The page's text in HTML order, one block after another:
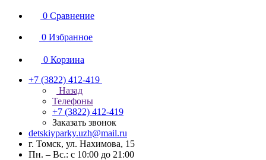
0 Сравнение
0 Избранное
0 Корзина
+7 (3822) 412-419
Назад
Телефоны
+7 (3822) 412-419
Заказать звонок
detskiyparky.uzh@mail.ru
г. Томск, ул. Нахимова, 15
Пн. – Вс.: с 10:00 до 21:00